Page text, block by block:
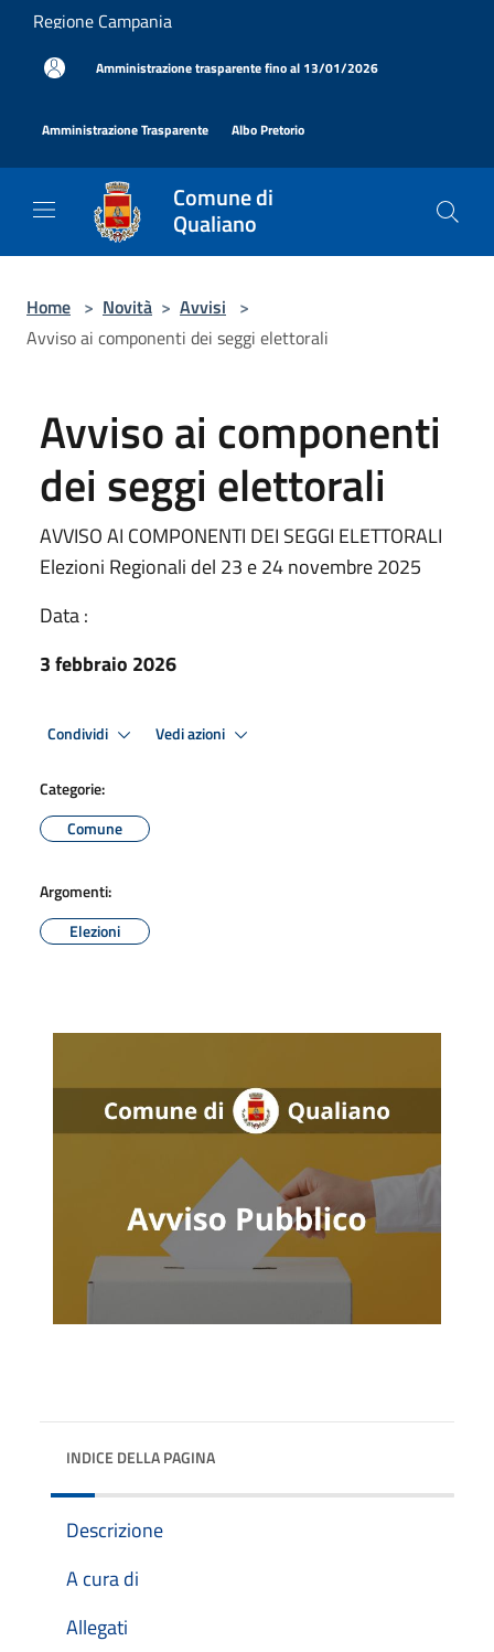
Salta al contenuto principale
Regione Campania
Amministrazione trasparente fino al 13/01/2026
Amministrazione Trasparente Albo Pretorio
Comune di
Qualiano
Home > Novità > Avvisi >
Avviso ai componenti dei seggi elettorali
Avviso ai componenti
dei seggi elettorali
AVVISO AI COMPONENTI DEI SEGGI ELETTORALI
Elezioni Regionali del 23 e 24 novembre 2025
Data :
3 febbraio 2026
Condividi Vedi azioni
Categorie:
Comune
Argomenti:
Elezioni
INDICE DELLA PAGINA
Descrizione
A cura di
Allegati